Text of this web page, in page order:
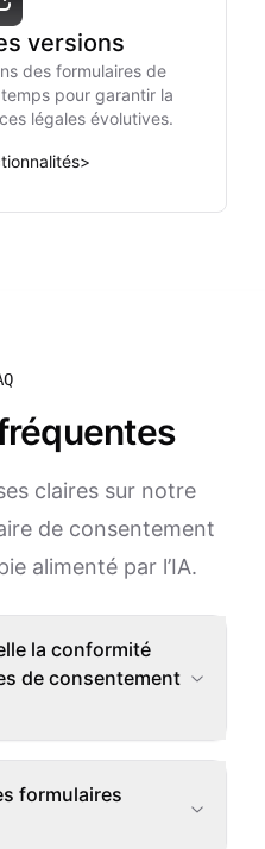
versions
des formulaires de
pour garantir la
légales évolutives.
>
claires sur notre
de consentement
alimenté par l’IA.
la conformité
de consentement
formulaires